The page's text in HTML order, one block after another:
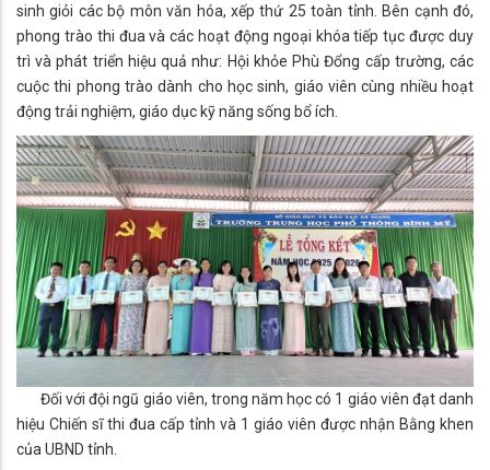
sinh giỏi các bộ môn văn hóa, xếp thứ 25 toàn tỉnh. Bên cạnh đó,
phong trào thi đua và các hoạt động ngoại khóa tiếp tục được duy
trì và phát triển hiệu quả như: Hội khỏe Phù Đổng cấp trường, các
cuộc thi phong trào dành cho học sinh, giáo viên cùng nhiều hoạt
động trải nghiệm, giáo dục kỹ năng sống bổ ích.
Đối với đội ngũ giáo viên, trong năm học có 1 giáo viên đạt danh
hiệu Chiến sĩ thi đua cấp tỉnh và 1 giáo viên được nhận Bằng khen
của UBND tỉnh.